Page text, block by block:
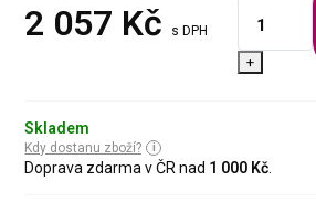
2 057 Kč s DPH
+
Skladem
Kdy dostanu zboží?
Doprava zdarma v ČR nad 1 000 Kč